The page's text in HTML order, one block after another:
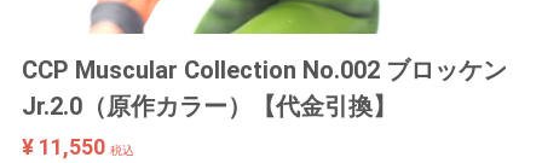
CCP Muscular Collection No.002 ブロッケン
Jr.2.0（原作カラー）【代金引換】
¥ 11,550 税込